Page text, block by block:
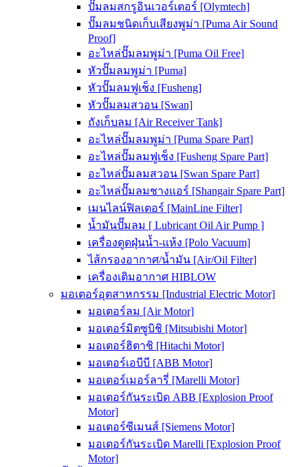
ปั๊มลมสกรูอินเวอร์เตอร์ [Olymtech]
ปั๊มลมชนิดเก็บเสียงพูม่า [Puma Air Sound
Proof]
อะไหล่ปั๊มลมพูม่า [Puma Oil Free]
หัวปั๊มลมพูม่า [Puma]
หัวปั๊มลมฟูเช็ง [Fusheng]
หัวปั๊มลมสวอน [Swan]
ถังเก็บลม [Air Receiver Tank]
อะไหล่ปั๊มลมพูม่า [Puma Spare Part]
อะไหล่ปั๊มลมฟูเช็ง [Fusheng Spare Part]
อะไหล่ปั๊มลมสวอน [Swan Spare Part]
อะไหล่ปั๊มลมชางแอร์ [Shangair Spare Part]
เมนไลน์ฟิลเตอร์ [MainLine Filter]
น้ำมันปั๊มลม [ Lubricant Oil Air Pump ]
เครื่องดูดฝุ่นน้ำ-แห้ง [Polo Vacuum]
ไส้กรองอากาศ/น้ำมัน [Air/Oil Filter]
เครื่องเติมอากาศ HIBLOW
มอเตอร์อุตสาหกรรม [Industrial Electric Motor]
มอเตอร์ลม [Air Motor]
มอเตอร์มิตซูบิชิ [Mitsubishi Motor]
มอเตอร์ฮิตาชิ [Hitachi Motor]
มอเตอร์เอบีบี [ABB Motor]
มอเตอร์เมอร์ลารี่ [Marelli Motor]
มอเตอร์กันระเบิด ABB [Explosion Proof
Motor]
มอเตอร์ซีเมนส์ [Siemens Motor]
มอเตอร์กันระเบิด Marelli [Explosion Proof
Motor]